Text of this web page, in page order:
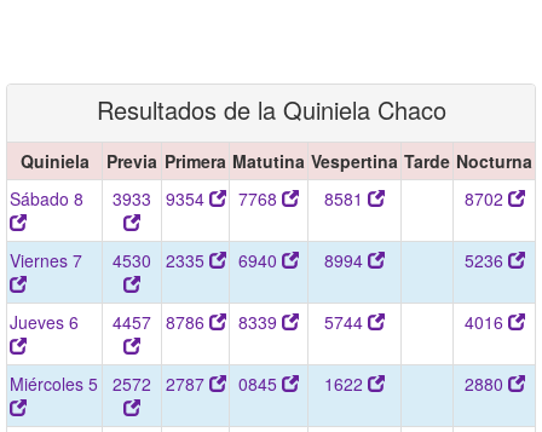
Resultados de la Quiniela Chaco
Quiniela Previa Primera Matutina Vespertina Tarde Nocturna
Sábado 8
3933 9354 7768 8581 8702
Viernes 7 4530 2335 6940 8994 5236
Jueves 6 4457 8786 8339 5744 4016
Miércoles 5 2572 2787 0845 1622 2880